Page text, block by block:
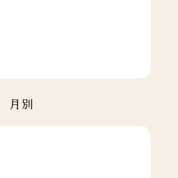
月別